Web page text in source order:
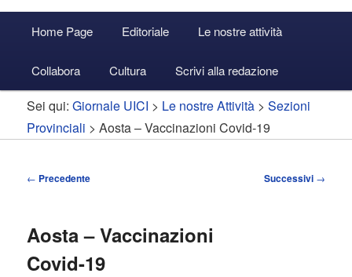
principale
Vai
al
contenuto
Vai
al
contenuto
Accedi
Home Page Editoriale Le nostre attività
Collabora Cultura Scrivi alla redazione
Sei qui:Giornale UICI > Le nostre Attività >Sezioni
Provinciali > Aosta – Vaccinazioni Covid-19
Navigazione
← Precedente Successivi →
Aosta – Vaccinazioni
Covid-19